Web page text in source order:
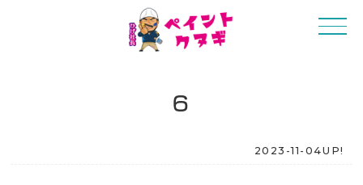
6
2023-11-04UP!